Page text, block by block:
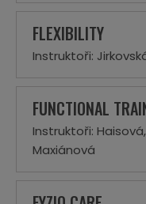
FLEXIBILITY
Instruktoři:
FUNCTIONAL
Instruktoři:
Maxiánová